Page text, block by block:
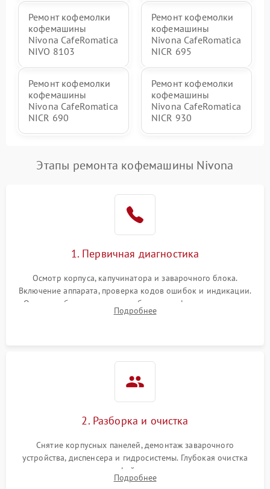
Ремонт кофемолки
кофемашины
Nivona CafeRomatica
NIVO 8103
Ремонт кофемолки
кофемашины
Nivona CafeRomatica
NICR 695
Ремонт кофемолки
кофемашины
Nivona CafeRomatica
NICR 690
Ремонт кофемолки
кофемашины
Nivona CafeRomatica
NICR 930
Этапы ремонта кофемашины Nivona
1. Первичная диагностика
Осмотр корпуса, капучинатора и заварочного блока.
Включение аппарата, проверка кодов ошибок и индикации.
Оценка работы помпы, термоблока и кофемолки на слух.
Измерение температуры и давления воды для выявления
Подробнее
2. Разборка и очистка
Снятие корпусных панелей, демонтаж заварочного
устройства, диспенсера и гидросистемы. Глубокая очистка
внутренних узлов от кофейных масел, жмыха и накипи.
Промывка дренажных каналов и фильтров с использованием
Подробнее